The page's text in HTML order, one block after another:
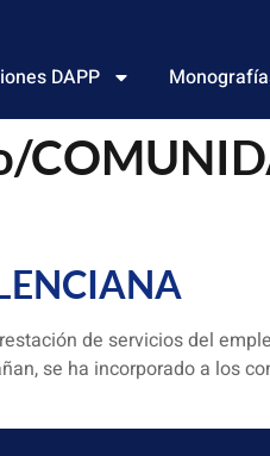
DAPP
de servicios del
se ha incorporado a los